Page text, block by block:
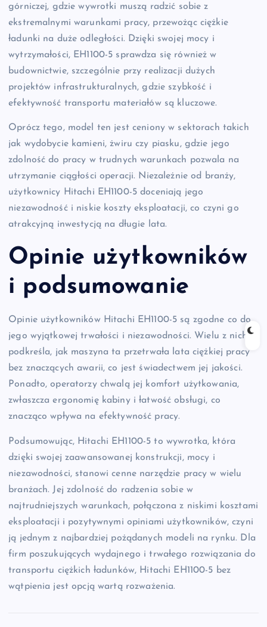
górniczej, gdzie wywrotki muszą radzić sobie z
ekstremalnymi warunkami pracy, przewożąc ciężkie
ładunki na duże odległości. Dzięki swojej mocy i
wytrzymałości, EH1100-5 sprawdza się również w
budownictwie, szczególnie przy realizacji dużych
projektów infrastrukturalnych, gdzie szybkość i
efektywność transportu materiałów są kluczowe.
Oprócz tego, model ten jest ceniony w sektorach takich
jak wydobycie kamieni, żwiru czy piasku, gdzie jego
zdolność do pracy w trudnych warunkach pozwala na
utrzymanie ciągłości operacji. Niezależnie od branży,
użytkownicy Hitachi EH1100-5 doceniają jego
niezawodność i niskie koszty eksploatacji, co czyni go
atrakcyjną inwestycją na długie lata.
Opinie użytkowników
i podsumowanie
Opinie użytkowników Hitachi EH1100-5 są zgodne co do
jego wyjątkowej trwałości i niezawodności. Wielu z nich
podkreśla, jak maszyna ta przetrwała lata ciężkiej pracy
bez znaczących awarii, co jest świadectwem jej jakości.
Ponadto, operatorzy chwalą jej komfort użytkowania,
zwłaszcza ergonomię kabiny i łatwość obsługi, co
znacząco wpływa na efektywność pracy.
Podsumowując, Hitachi EH1100-5 to wywrotka, która
dzięki swojej zaawansowanej konstrukcji, mocy i
niezawodności, stanowi cenne narzędzie pracy w wielu
branżach. Jej zdolność do radzenia sobie w
najtrudniejszych warunkach, połączona z niskimi kosztami
eksploatacji i pozytywnymi opiniami użytkowników, czyni
ją jednym z najbardziej pożądanych modeli na rynku. Dla
firm poszukujących wydajnego i trwałego rozwiązania do
transportu ciężkich ładunków, Hitachi EH1100-5 bez
wątpienia jest opcją wartą rozważenia.